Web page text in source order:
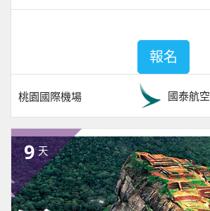
桃園國際機場 國泰航空
報名
9 天